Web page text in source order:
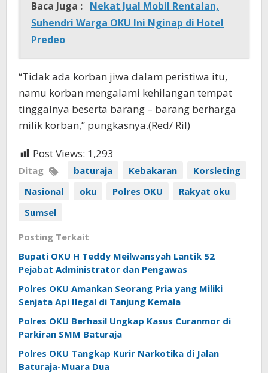
Baca Juga : Nekat Jual Mobil Rentalan,
Suhendri Warga OKU Ini Nginap di Hotel
Predeo
“Tidak ada korban jiwa dalam peristiwa itu,
namu korban mengalami kehilangan tempat
tinggalnya beserta barang – barang berharga
milik korban,” pungkasnya.(Red/ Ril)
Post Views: 1,293
Ditag baturaja Kebakaran
Korsleting
Nasional
oku Polres OKU
Rakyat oku
Sumsel
Posting Terkait
Bupati OKU H Teddy Meilwansyah Lantik 52
Pejabat Administrator dan Pengawas
Polres OKU Amankan Seorang Pria yang Miliki
Senjata Api Ilegal di Tanjung Kemala
Polres OKU Berhasil Ungkap Kasus Curanmor di
Parkiran SMM Baturaja
Polres OKU Tangkap Kurir Narkotika di Jalan
Baturaja-Muara Dua